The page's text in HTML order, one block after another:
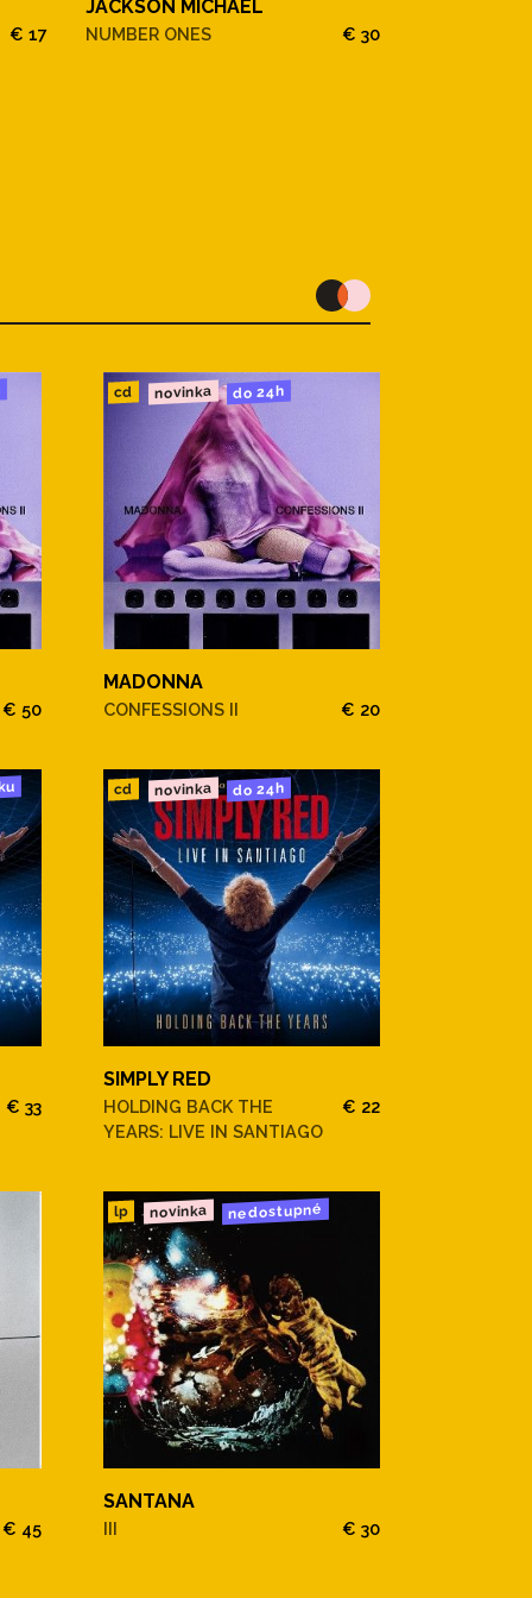
€ 17
JACKSON MICHAEL
NUMBER ONES € 30
€ 50
cd novinka do 24h
MADONNA
CONFESSIONS II € 20
€ 33
cd novinka do 24h
SIMPLY RED
HOLDING BACK THE
YEARS: LIVE IN SANTIAGO
€ 22
€ 45
lp novinka nedostupné
SANTANA
III € 30